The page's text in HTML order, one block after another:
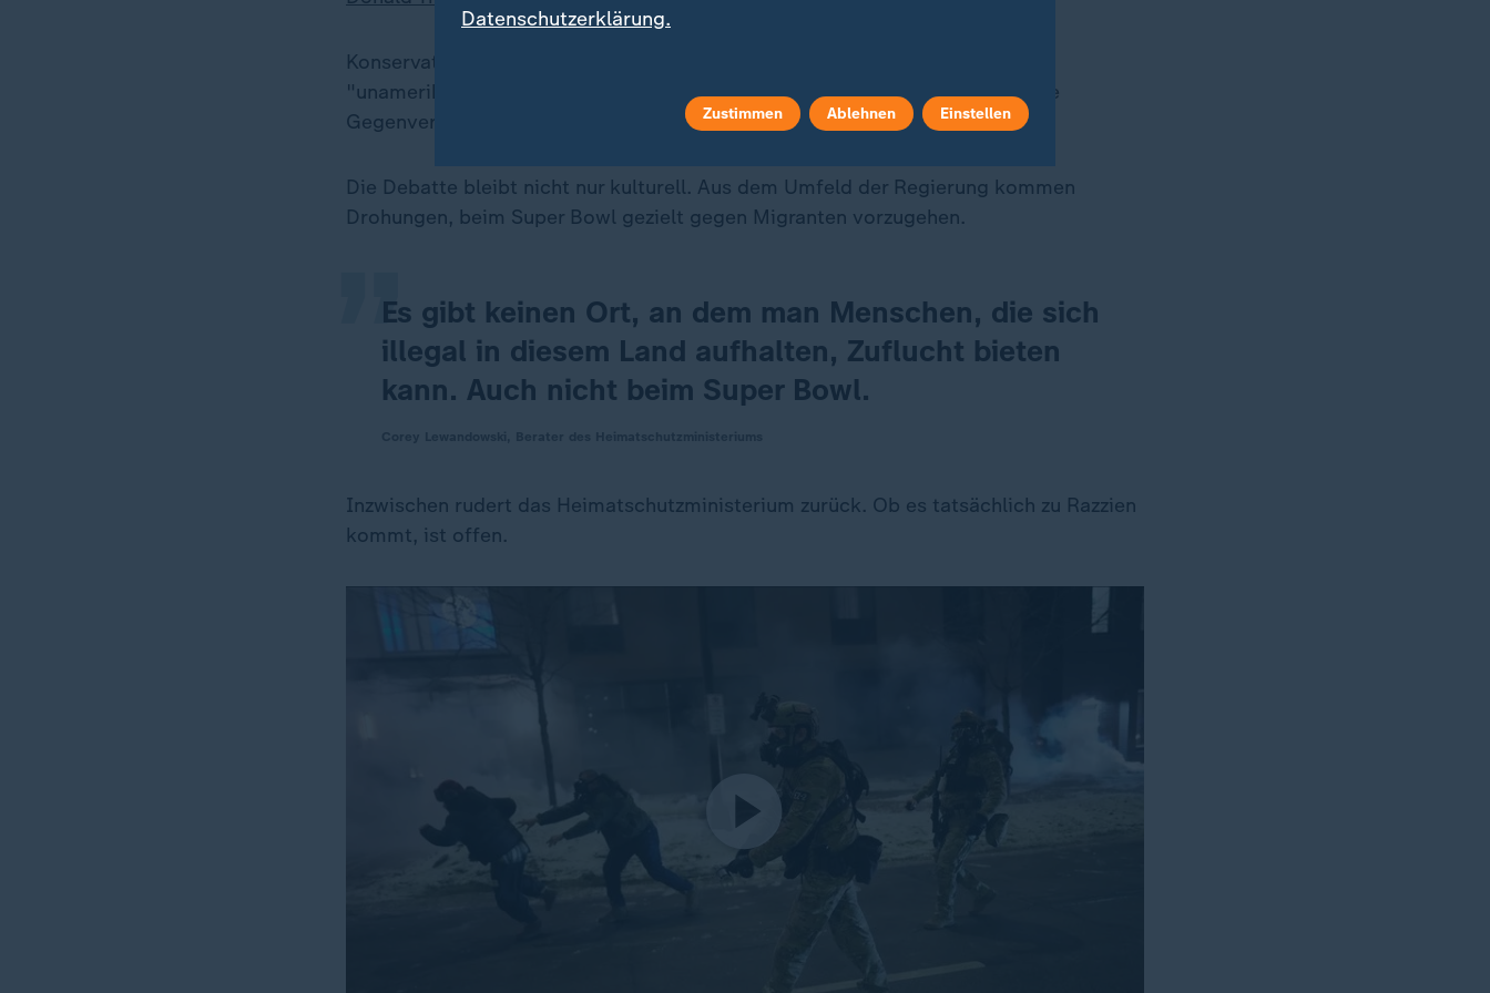
Konservativen Gruppen ist das mitunter zu viel. Sie sprechen von einem
"unamerikanischen" Auftritt und rufen zum Boykott auf, kündigen sogar eine
Gegenveranstaltung an.
Die Debatte bleibt nicht nur kulturell. Aus dem Umfeld der Regierung kommen
Drohungen, beim Super Bowl gezielt gegen Migranten vorzugehen.
Es gibt keinen Ort, an dem man Menschen, die sich
illegal in diesem Land aufhalten, Zuflucht bieten
kann. Auch nicht beim Super Bowl.
„
Inzwischen rudert das Heimatschutzministerium zurück. Ob es tatsächlich zu Razzien
kommt, ist offen.
Datenschutzerklärung.
Zustimmen Ablehnen Einstellen